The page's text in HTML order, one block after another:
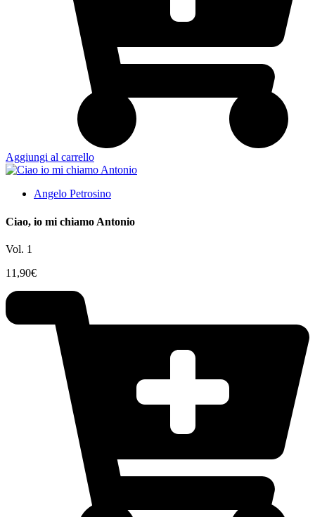
Aggiungi al carrello
Angelo Petrosino
Ciao, io mi chiamo Antonio
Vol. 1
11,90€